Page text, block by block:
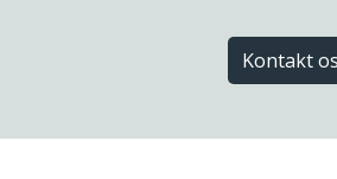
Kontakt